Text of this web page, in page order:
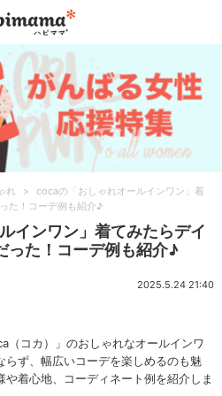
れ >
cocaの「おしゃれオールインワン」着
た！コーデ例も紹介♪
インワン」着てみたらデイ
った！コーデ例も紹介♪
2025.5.24 21:40
（コカ）」のおしゃれなオールインワ
らず、幅広いコーデを楽しめるのも魅
着心地、コーディネート例を紹介しま